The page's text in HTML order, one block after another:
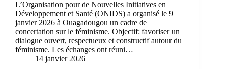
L’Organisation pour de Nouvelles Initiatives en
Développement et Santé (ONIDS) a organisé le 9
janvier 2026 à Ouagadougou un cadre de
concertation sur le féminisme. Objectif: favoriser un
dialogue ouvert, respectueux et constructif autour du
féminisme. Les échanges ont réuni…
14 janvier 2026